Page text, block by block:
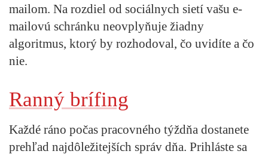
mailom. Na rozdiel od sociálnych sietí vašu e-
mailovú schránku neovplyňuje žiadny
algoritmus, ktorý by rozhodoval, čo uvidíte a čo
nie.
Ranný brífing
Každé ráno počas pracovného týždňa dostanete
prehľad najdôležitejších správ dňa. Prihláste sa